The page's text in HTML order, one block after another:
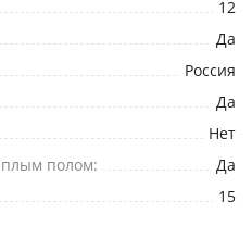
12
Да
Россия
Да
Нет
полом:
Да
15